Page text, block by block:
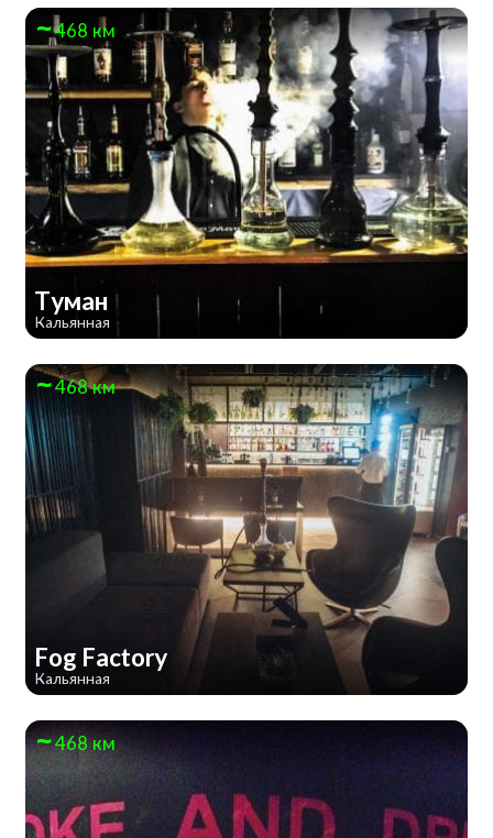
468 км
Туман
Кальянная
468 км
Fog Factory
Кальянная
468 км